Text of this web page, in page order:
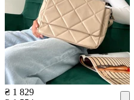
₴ 1 829